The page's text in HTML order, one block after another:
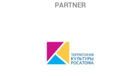
PARTNER